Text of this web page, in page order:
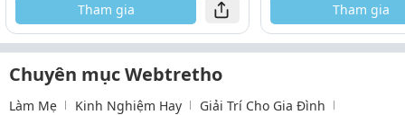
Tham gia Tham gia
Chuyên mục Webtretho
Làm Mẹ Kinh Nghiệm Hay
Giải Trí Cho Gia Đình